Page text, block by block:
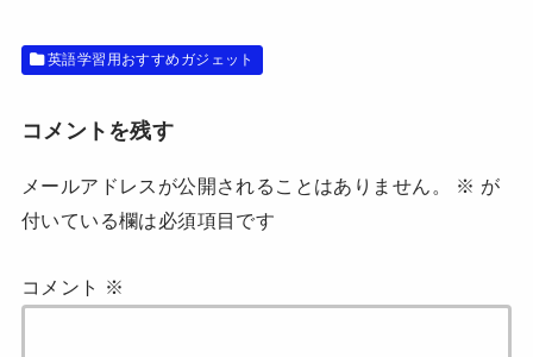
ウ
で
開
す
英語学習用おすすめガジェット
コメントを残す
メールアドレスが公開されることはありません。 ※ が
付いている欄は必須項目です
コメント ※